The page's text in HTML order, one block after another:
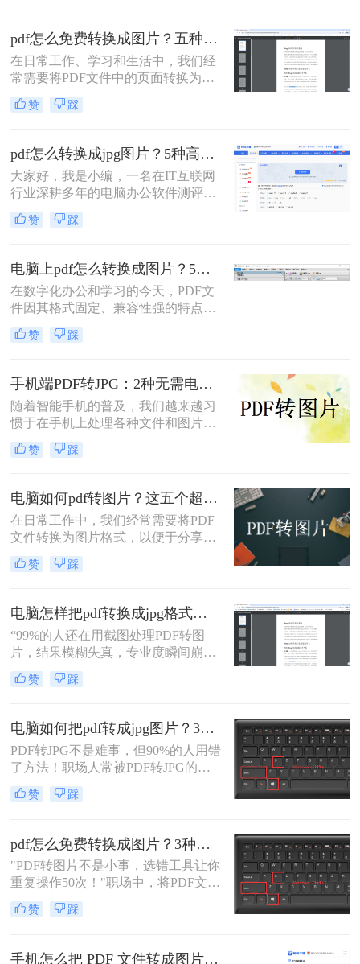
pdf怎么免费转换成图片？五种高效方法详解，总有一款适合你！
在日常工作、学习和生活中，我们经
常需要将PDF文件中的页面转换为图
片格式（如JPG、PNG）。无论是为
了在演示文稿中插入清晰的图表、在
某些平台只支持图片上传的需求，掌
握PDF转图片的技能都至关重要。然
而，面对网络上琳琅满目的转换工
具，如何选择一款免费、安全且高效
的方法成为了许多人的难题。
赞 踩
pdf怎么转换成jpg图片？5种高效方法详解，告别繁琐操作！
大家好，我是小编，一名在IT互联网
行业深耕多年的电脑办公软件测评博
主。在日常工作中，我经常收到用户
反馈：PDF文件里的图表或文字需要
图、报告展示或资料存档，但转换过
程总是遇到格式错乱、操作复杂或隐
私泄露等问题。今天，我将结合多年
测评经验，为大家详细解析PDF怎么
转换成JPG图片的常用方法，帮助您
精准提取信息，提升工作效率。那么
专业知识和实际案例，确保内容客观
中立，同时自然融入高效工具推荐，
助您轻松应对办公挑战。
赞 踩
电脑上pdf怎么转换成图片？5个常用有效方法，精准高效不踩坑！
在数字化办公和学习的今天，PDF文
件因其格式固定、兼容性强的特点而
广泛应用。但有时我们需要将PDF文
件转换为图片格式，便于在社交媒体
辑。那么电脑上pdf怎么转换成图片
呢？本文将全面介绍五种在电脑上将
PDF转换为图片的高效方法，涵盖专
业软件、在线工具、命令行技巧等不
同解决方案。
赞 踩
手机端PDF转JPG：2种无需电脑的快捷操作流程！
随着智能手机的普及，我们越来越习
惯于在手机上处理各种文件和图片。
有时候，我们可能需要将PDF文件中
的图片转换成JPG格式，以便在不同
怎么把pdf图片转换成jpg的文章，希
望对您有所帮助。
赞 踩
电脑如何pdf转图片？这五个超实用的方法一定要试试！
在日常工作中，我们经常需要将PDF
文件转换为图片格式，以便于分享、
编辑或打印。那么电脑如何pdf转图片
呢？本文将为您介绍五种高效的PDF
务。
赞 踩
电脑怎样把pdf转换成jpg格式的图片？三大高效方法，精准保真一看就会！
“99%的人还在用截图处理PDF转图
片，结果模糊失真，专业度瞬间崩
塌。”作为一名深耕电脑办公软件测
评多年的博主，小编每天都在与各种
办公人群和自媒体创作者而言，将一
份精心制作的PDF报告、产品手册或
设计稿，精准无误地转换为JPG图
片，是嵌入PPT、上传网站或进行二
次编辑的常见刚需。
赞 踩
电脑如何把pdf转成jpg图片？3种高效方法，精准转换不踩坑！
PDF转JPG不是难事，但90%的人用错
了方法！职场人常被PDF转JPG的效
率问题困扰：扫描版文档转图片模
糊、批量处理繁琐、安全隐忧频发。
编，我见过太多人因方法不当浪费时
间。
赞 踩
pdf怎么免费转换成图片？3种高效方法实测！
"PDF转图片不是小事，选错工具让你
重复操作50次！"职场中，将PDF文档
快速转为清晰图片是高频刚需——会
议截图、社交媒体配图、技术文档存
公族曾陷入“转换后模糊不清、手动
赞 踩
手机怎么把 PDF 文件转成图片？4种高效方法实测推荐